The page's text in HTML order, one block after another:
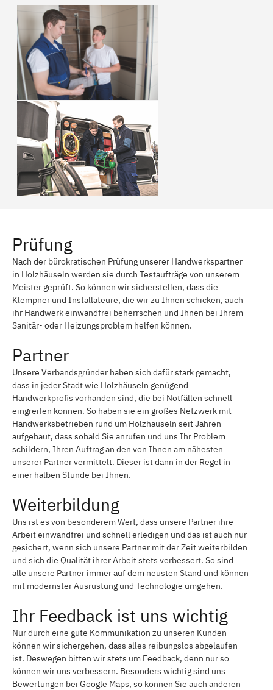
Prüfung
Nach der bürokratischen Prüfung unserer Handwerkspartner
in Holzhäuseln werden sie durch Testaufträge von unserem
Meister geprüft. So können wir sicherstellen, dass die
Klempner und Installateure, die wir zu Ihnen schicken, auch
ihr Handwerk einwandfrei beherrschen und Ihnen bei Ihrem
Sanitär- oder Heizungsproblem helfen können.
Partner
Unsere Verbandsgründer haben sich dafür stark gemacht,
dass in jeder Stadt wie Holzhäuseln genügend
Handwerkprofis vorhanden sind, die bei Notfällen schnell
eingreifen können. So haben sie ein großes Netzwerk mit
Handwerksbetrieben rund um Holzhäuseln seit Jahren
aufgebaut, dass sobald Sie anrufen und uns Ihr Problem
schildern, Ihren Auftrag an den von Ihnen am nähesten
unserer Partner vermittelt. Dieser ist dann in der Regel in
einer halben Stunde bei Ihnen.
Weiterbildung
Uns ist es von besonderem Wert, dass unsere Partner ihre
Arbeit einwandfrei und schnell erledigen und das ist auch nur
gesichert, wenn sich unsere Partner mit der Zeit weiterbilden
und sich die Qualität ihrer Arbeit stets verbessert. So sind
alle unsere Partner immer auf dem neusten Stand und können
mit modernster Ausrüstung und Technologie umgehen.
Ihr Feedback ist uns wichtig
Nur durch eine gute Kommunikation zu unseren Kunden
können wir sichergehen, dass alles reibungslos abgelaufen
ist. Deswegen bitten wir stets um Feedback, denn nur so
können wir uns verbessern. Besonders wichtig sind uns
Bewertungen bei Google Maps, so können Sie auch anderen